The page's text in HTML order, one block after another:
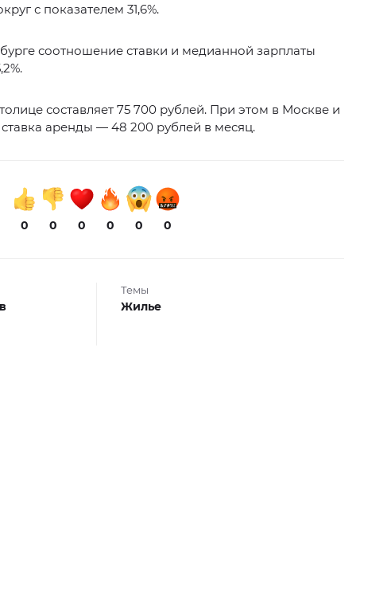
с показателем 31,6%.
соотношение ставки и медианной зарплаты
составляет 75 700 рублей. При этом в Москве и
аренды — 48 200 рублей в месяц.
0 0 0 0 0 0
Темы
Жилье